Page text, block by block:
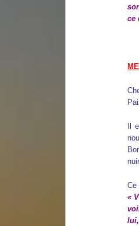
ce
Il
Ce
«